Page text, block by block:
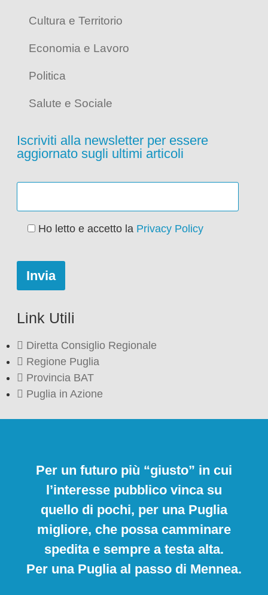
Cultura e Territorio
Economia e Lavoro
Politica
Salute e Sociale
Iscriviti alla newsletter per essere
aggiornato sugli ultimi articoli
Ho letto e accetto la Privacy Policy
Link Utili
Diretta Consiglio Regionale
Regione Puglia
Provincia BAT
Puglia in Azione
Per un futuro più “giusto” in cui
l’interesse pubblico vinca su
quello di pochi, per una Puglia
migliore, che possa camminare
spedita e sempre a testa alta.
Per una Puglia al passo di Mennea.